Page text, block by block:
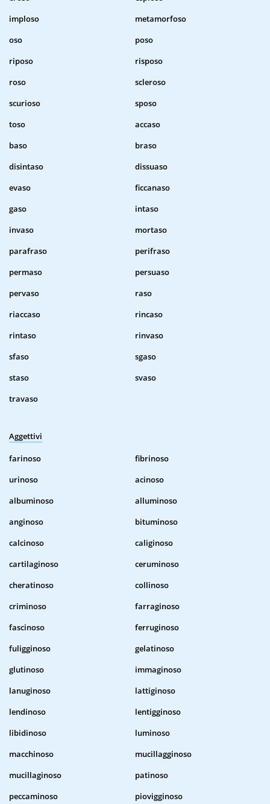
imploso
metamorfoso
oso
poso
riposo
risposo
roso
scleroso
scurioso
sposo
toso
accaso
baso
braso
disintaso
dissuaso
evaso
ficcanaso
gaso
intaso
invaso
mortaso
parafraso
perifraso
permaso
persuaso
pervaso
raso
riaccaso
rincaso
rintaso
rinvaso
sfaso
sgaso
staso
svaso
travaso
Aggettivi
farinoso
fibrinoso
urinoso
acinoso
albuminoso
alluminoso
anginoso
bituminoso
calcinoso
caliginoso
cartilaginoso
ceruminoso
cheratinoso
collinoso
criminoso
farraginoso
fascinoso
ferruginoso
fuligginoso
gelatinoso
glutinoso
immaginoso
lanuginoso
lattiginoso
lendinoso
lentigginoso
libidinoso
luminoso
macchinoso
mucillagginoso
mucillaginoso
patinoso
peccaminoso
piovigginoso